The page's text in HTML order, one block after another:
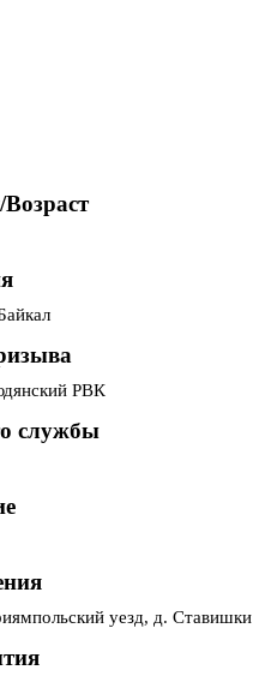
РВК
службы
уезд, д. Ставишки